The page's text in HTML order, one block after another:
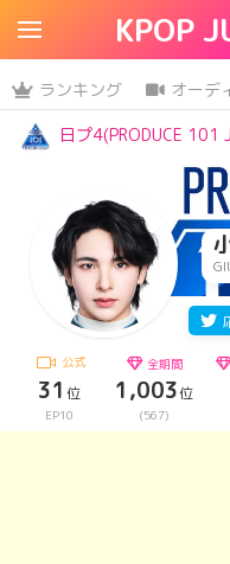
KPOP
ランキング オーデ
日プ4(PRODUCE 101
公式
31 位
EP10
全期間
1,003位
(567)